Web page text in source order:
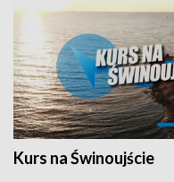
Kurs na Świnoujście